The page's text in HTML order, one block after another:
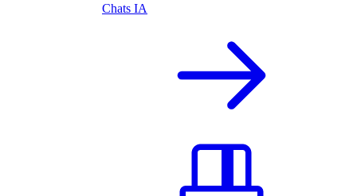
Chats IA